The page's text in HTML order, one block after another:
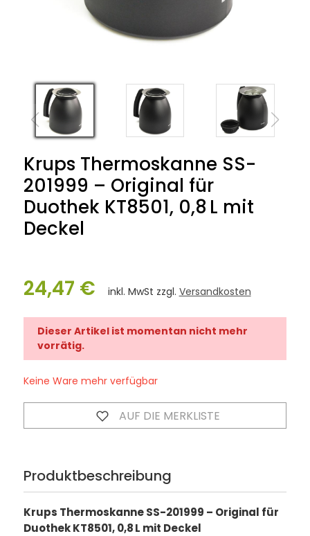
Krups Thermoskanne SS-
201999 – Original für
Duothek KT8501, 0,8 L mit
Deckel
24,47 € inkl. MwSt zzgl. Versandkosten
Dieser Artikel ist momentan nicht mehr
vorrätig.
Keine Ware mehr verfügbar
AUF DIE MERKLISTE
Produktbeschreibung
Krups Thermoskanne SS-201999 – Original für
Duothek KT8501, 0,8 L mit Deckel